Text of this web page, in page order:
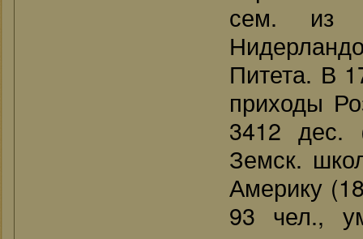
сем. из
Питета. В
приходы
3412 дес.
Земск.
Америку
93 чел.,